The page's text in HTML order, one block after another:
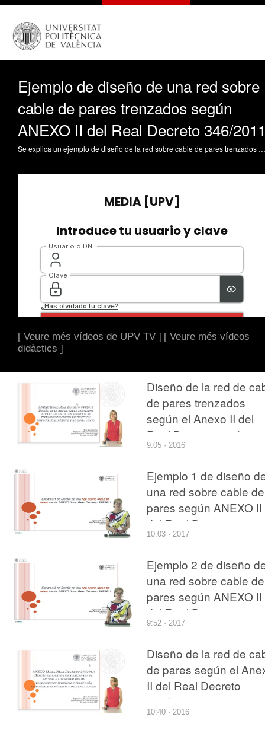
Ejemplo de diseño de una red sobre
cable de pares trenzados según
ANEXO II del Real Decreto 346/
Se explica un ejemplo de diseño de la red sobre cable de pares trenzados en una ICT (Infraestructuras comunes de telecomunicaciones para el acceso a los servicio de telecomunicación en edificios) para un edificio con locales, oficinas y viviendas. Part Escriva, MC. (2017). Ejemplo de diseño de una red sobre cable de pares trenzados según ANEXO II del Real Decreto 346/2011. https://riunet.upv.es/handle/10251/83212 DER
[ Veure més vídeos de UPV TV ] [ Veure més vídeos
didàctics ]
Diseño de la red de
de pares trenzados
según el Anexo II del
Real Decreto 346/2011
9:05 · 2016
Ejemplo 1 de diseño
una red sobre cable de
pares según ANEXO II
del Real Decreto
346/2011
10:03 · 2017
Ejemplo 2 de diseño
una red sobre cable de
pares según ANEXO II
del Real Decreto
346/2011
9:52 · 2017
Diseño de la red de
de pares según el
II del Real Decreto
346/2011
10:40 · 2016